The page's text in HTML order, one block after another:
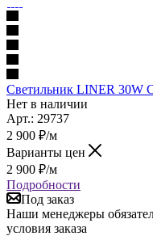
Светильник LINER 30W
Нет в наличии
Арт.: 29737
2 900 ₽/м
Варианты цен
2 900 ₽/м
Подробности
Под заказ
Наши менеджеры
условия заказа